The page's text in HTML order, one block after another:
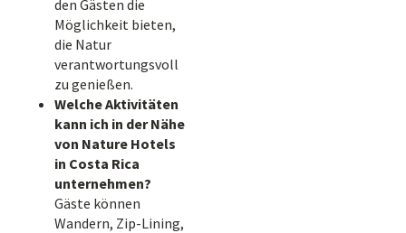
den Gästen die
Möglichkeit bieten,
die Natur
verantwortungsvoll
zu genießen.
Welche Aktivitäten
kann ich in der Nähe
von Nature Hotels
in Costa Rica
unternehmen?
Gäste können
Wandern, Zip-Lining,